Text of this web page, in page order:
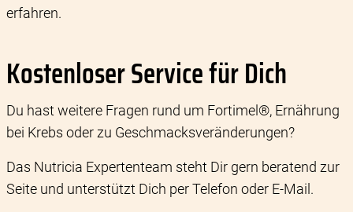
erfahren.
Kostenloser Service für Dich
Du hast weitere Fragen rund um Fortimel®, Ernährung
bei Krebs oder zu Geschmacksveränderungen?
Das Nutricia Expertenteam steht Dir gern beratend zur
Seite und unterstützt Dich per Telefon oder E-Mail.